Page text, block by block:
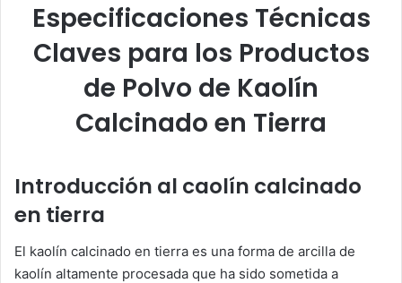
Especificaciones Técnicas
Claves para los Productos
de Polvo de Kaolín
Calcinado en Tierra
Introducción al caolín calcinado
en tierra
El kaolín calcinado en tierra es una forma de arcilla de
kaolín altamente procesada que ha sido sometida a